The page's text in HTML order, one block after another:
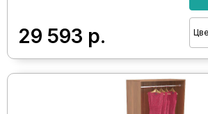
29 593 р.